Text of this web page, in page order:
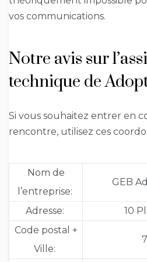
vos communications.
Notre avis sur
technique de
Si vous souhaitez entrer en
rencontre, utilisez ces
Nom de
l’entreprise:
GEB
Adresse:
10
Code postal +
Ville: